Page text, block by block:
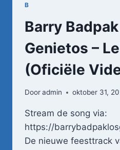
B
Barry
Genietos –
(Oficiële
Dooradmin oktober 31,
Stream de song via:
https://
De nieuwe feesttrack